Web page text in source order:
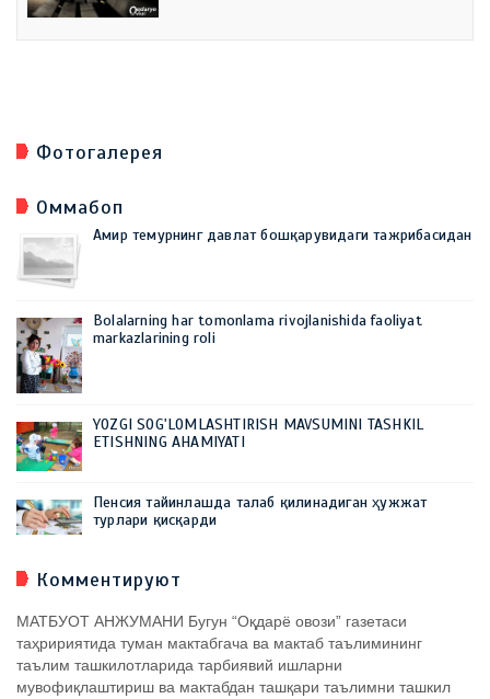
Фотогалерея
Оммабоп
Амир темурнинг давлат бошқарувидаги тажрибасидан
Bolalarning har tomonlama rivojlanishida faoliyat
markazlarining roli
YOZGI SOG'LOMLASHTIRISH MAVSUMINI TASHKIL
ETISHNING AHAMIYATI
Пенсия тайинлашда талаб қилинадиган ҳужжат
турлари қисқарди
Комментируют
МАТБУОТ АНЖУМАНИ Бугун “Оқдарё овози” газетаси
таҳририятида туман мактабгача ва мактаб таълимининг
таълим ташкилотларида тарбиявий ишларни
мувофиқлаштириш ва мактабдан ташқари таълимни ташкил